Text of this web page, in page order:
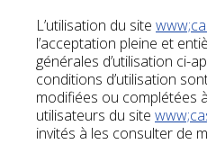
L’utilisation du site
l’acceptation pleine et
générales d’utilisation ci-
conditions d’utilisation
modifiées ou complétées
utilisateurs du site
invités à les consulter de